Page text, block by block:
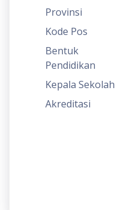
Provinsi
Kode Pos
Bentuk
Pendidikan
Kepala Sekolah
Akreditasi